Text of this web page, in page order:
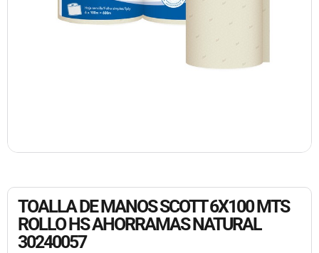
TOALLA DE MANOS SCOTT 6X100 MTS
ROLLO HS AHORRAMAS NATURAL
30240057